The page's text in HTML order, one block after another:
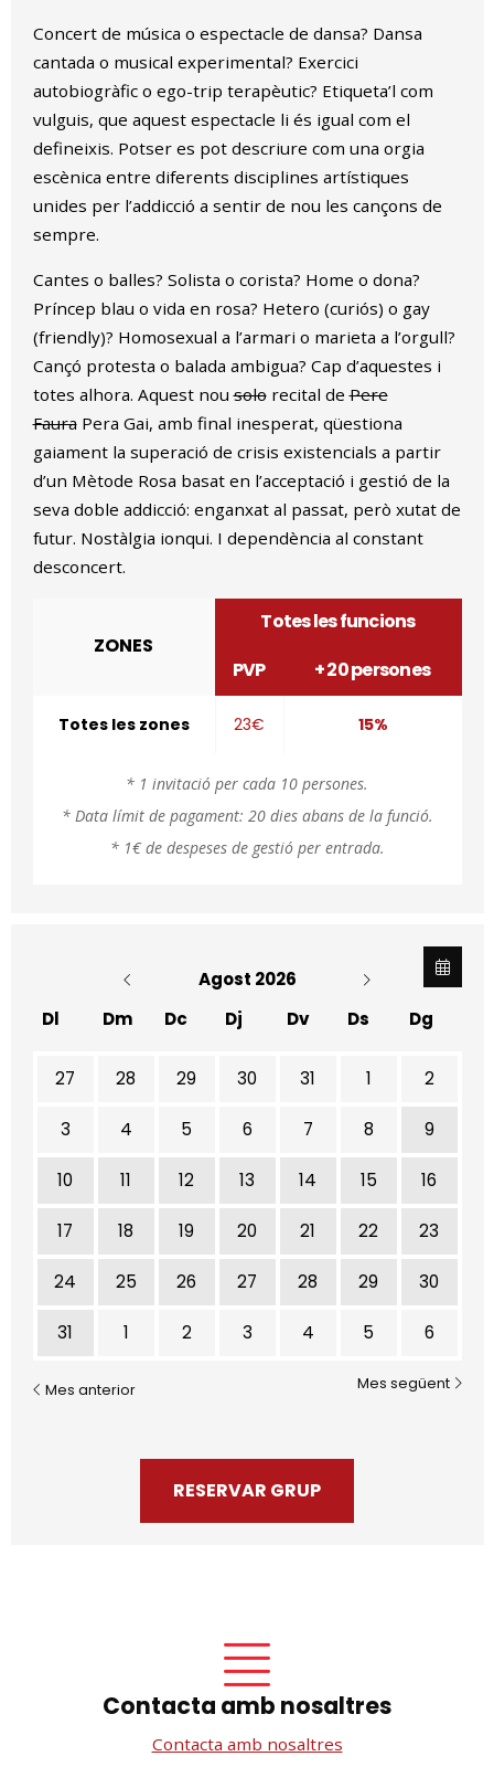
Concert de música o espectacle de dansa? Dansa
cantada o musical experimental? Exercici
autobiogràfic o ego-trip terapèutic? Etiqueta’l com
vulguis, que aquest espectacle li és igual com el
defineixis. Potser es pot descriure com una orgia
escènica entre diferents disciplines artístiques
unides per l’addicció a sentir de nou les cançons de
sempre.
Cantes o balles? Solista o corista? Home o dona?
Príncep blau o vida en rosa? Hetero (curiós) o gay
(friendly)? Homosexual a l’armari o marieta a l’orgull?
Cançó protesta o balada ambigua? Cap d’aquestes i
totes alhora. Aquest nousolorecital dePere
FauraPera Gai, amb final inesperat, qüestiona
gaiament la superació de crisis existencials a partir
d’un Mètode Rosa basat en l’acceptació i gestió de la
seva doble addicció: enganxat al passat, però xutat de
futur. Nostàlgia ionqui. I dependència al constant
desconcert.
ZONES
Totes les funcions
PVP
+ 20 persones
Totes les zones 23€ 15%
* 1 invitació per cada 10 persones.
* Data límit de pagament: 20 dies abans de la funció.
* 1€ de despeses de gestió per entrada.
Agost 2026
Dl
Dm Dc Dj Dv Ds Dg
No hi ha cap activitat aquest mes
27 28 29 30 31 1 2
3 4 5 6 7 8 9
10 11 12 13 14 15 16
17 18 19 20 21 22 23
24 25 26 27 28 29 30
31 1 2 3 4 5 6
Mes anterior Mes següent
RESERVAR GRUP
Contacta amb nosaltres
Contacta amb nosaltres